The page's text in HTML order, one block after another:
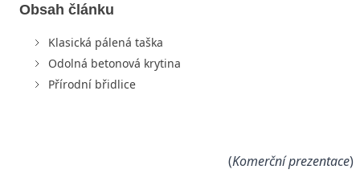
Obsah článku
Klasická pálená taška
Odolná betonová krytina
Přírodní břidlice
(Komerční prezentace)